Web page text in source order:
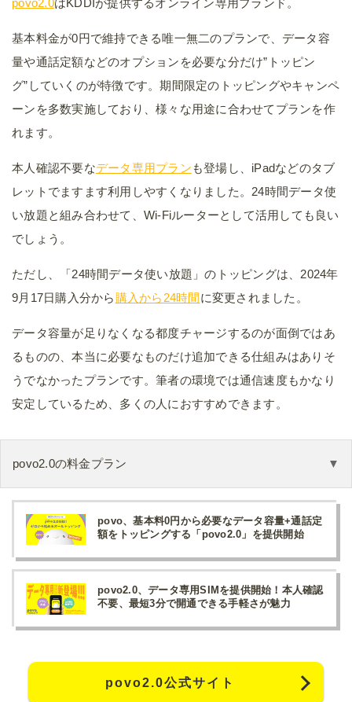
基本料金が0円で維持できる唯一無二のプランで、データ容
量や通話定額などのオプションを必要な分だけ”トッピン
グ”していくのが特徴です。期間限定のトッピングやキャンペ
ーンを多数実施しており、様々な用途に合わせてプランを作
れます。
本人確認不要なデータ専用プラン も登場し、iPadなどのタブ
レットでますます利用しやすくなりました。24時間データ使
い放題と組み合わせて、Wi-Fiルーターとして活用しても良い
でしょう。
ただし、「24時間データ使い放題」のトッピングは、2024年
9月17日購入分から 購入から24時間に変更されました。
データ容量が足りなくなる都度チャージするのが面倒ではあ
るものの、本当に必要なものだけ追加できる仕組みはありそ
うでなかったプランです。筆者の環境では通信速度もかなり
安定しているため、多くの人におすすめできます。
povo2.0の料金プラン
povo、基本料0円から必要なデータ容量+通話定
額をトッピングする「povo2.0」を提供開始
povo2.0、データ専用SIMを提供開始！本人確認
不要、最短3分で開通できる手軽さが魅力
povo2.0公式サイト